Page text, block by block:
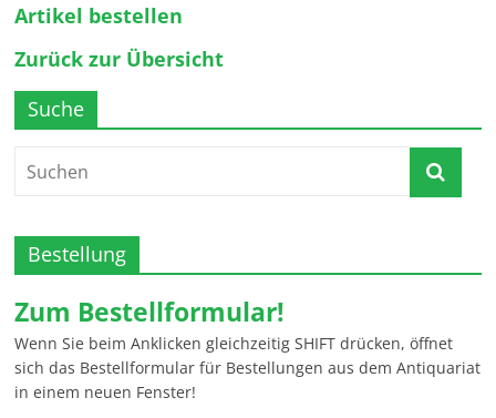
Artikel bestellen
Zurück zur Übersicht
Suche
Bestellung
Zum Bestellformular!
Wenn Sie beim Anklicken gleichzeitig SHIFT drücken, öffnet
sich das Bestellformular für Bestellungen aus dem Antiquariat
in einem neuen Fenster!